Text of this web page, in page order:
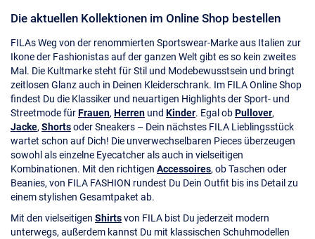
Die aktuellen Kollektionen im Online Shop bestellen
FILAs Weg von der renommierten Sportswear-Marke aus Italien zur
Ikone der Fashionistas auf der ganzen Welt gibt es so kein zweites
Mal. Die Kultmarke steht für Stil und Modebewusstsein und bringt
zeitlosen Glanz auch in Deinen Kleiderschrank. Im FILA Online Shop
findest Du die Klassiker und neuartigen Highlights der Sport- und
Streetmode fürFrauen, Herren und Kinder. Egal obPullover,
Jacke, Shortsoder Sneakers – Dein nächstes FILA Lieblingsstück
wartet schon auf Dich! Die unverwechselbaren Pieces überzeugen
sowohl als einzelne Eyecatcher als auch in vielseitigen
Kombinationen. Mit den richtigen Accessoires, ob Taschen oder
Beanies, von FILA FASHION rundest Du Dein Outfit bis ins Detail zu
einem stylishen Gesamtpaket ab.
Mit den vielseitigen Shirtsvon FILA bist Du jederzeit modern
unterwegs, außerdem kannst Du mit klassischen Schuhmodellen